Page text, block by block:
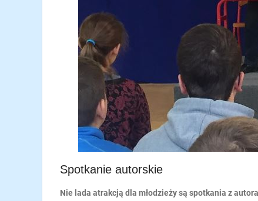
Spotkanie autorskie
Nie lada atrakcją dla młodzieży są spotkania z